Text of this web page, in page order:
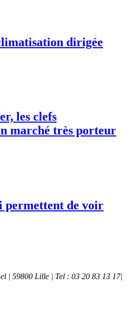
dirigée
les clefs
marché très porteur
permettent de voir
| 59800 Lille | Tel : 03 20 83 13 17|